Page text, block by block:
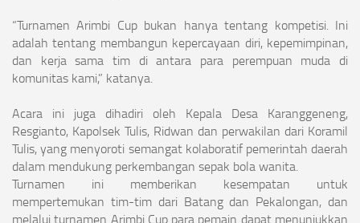
“Turnamen Arimbi Cup bukan hanya tentang kompetisi. Ini
adalah tentang membangun kepercayaan diri, kepemimpinan,
dan kerja sama tim di antara para perempuan muda di
komunitas kami,” katanya.
Acara ini juga dihadiri oleh Kepala Desa Karanggeneng,
Resgianto, Kapolsek Tulis, Ridwan dan perwakilan dari Koramil
Tulis, yang menyoroti semangat kolaboratif pemerintah daerah
dalam mendukung perkembangan sepak bola wanita.
Turnamen ini memberikan kesempatan untuk
mempertemukan tim-tim dari Batang dan Pekalongan, dan
melalui turnamen Arimbi Cup para pemain dapat menunjukkan